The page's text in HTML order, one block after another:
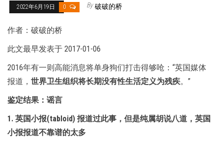
2022年6月19日 0 By 破破的桥
作者：破破的桥
此文最早发表于 2017-01-06
2016年有一则高能消息将单身狗们打击得够呛：“英国媒体
报道， 世界卫生组织将长期没有性生活定义为残疾。”
鉴定结果：谣言
1. 英国小报(tabloid) 报道过此事，但是纯属胡说八道，英国
小报报道不靠谱的太多